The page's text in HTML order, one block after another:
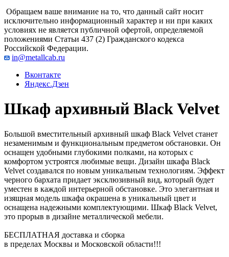
Обращаем ваше внимание на то, что данный сайт носит
исключительно информационный характер и ни при каких
условиях не является публичной офертой, определяемой
положениями Статьи 437 (2) Гражданского кодекса
Российской Федерации.
in@metallcab.ru
Вконтакте
Яндекс.Дзен
Шкаф архивный Black Velvet
Большой вместительный архивный шкаф Black Velvet станет
незаменимым и функциональным предметом обстановки. Он
оснащен удобными глубокими полками, на которых с
комфортом устроятся любимые вещи. Дизайн шкафа Black
Velvet создавался по новым уникальным технологиям. Эффект
черного бархата придает эксклюзивный вид, который будет
уместен в каждой интерьерной обстановке. Это элегантная и
изящная модель шкафа окрашена в уникальный цвет и
оснащена надежными комплектующими. Шкаф Black Velvet,
это прорыв в дизайне металлической мебели.
БЕСПЛАТНАЯ доставка и сборка
в пределах Москвы и Московской области!!!